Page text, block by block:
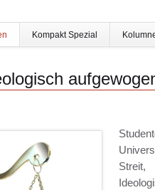
Kompakt Spezial